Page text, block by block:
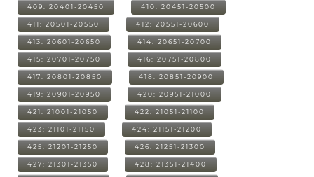
409: 20401-20450 410: 20451-20500
411: 20501-20550 412: 20551-20600
413: 20601-20650 414: 20651-20700
415: 20701-20750 416: 20751-20800
417: 20801-20850 418: 20851-20900
419: 20901-20950 420: 20951-21000
421: 21001-21050 422: 21051-21100
423: 21101-21150 424: 21151-21200
425: 21201-21250 426: 21251-21300
427: 21301-21350 428: 21351-21400